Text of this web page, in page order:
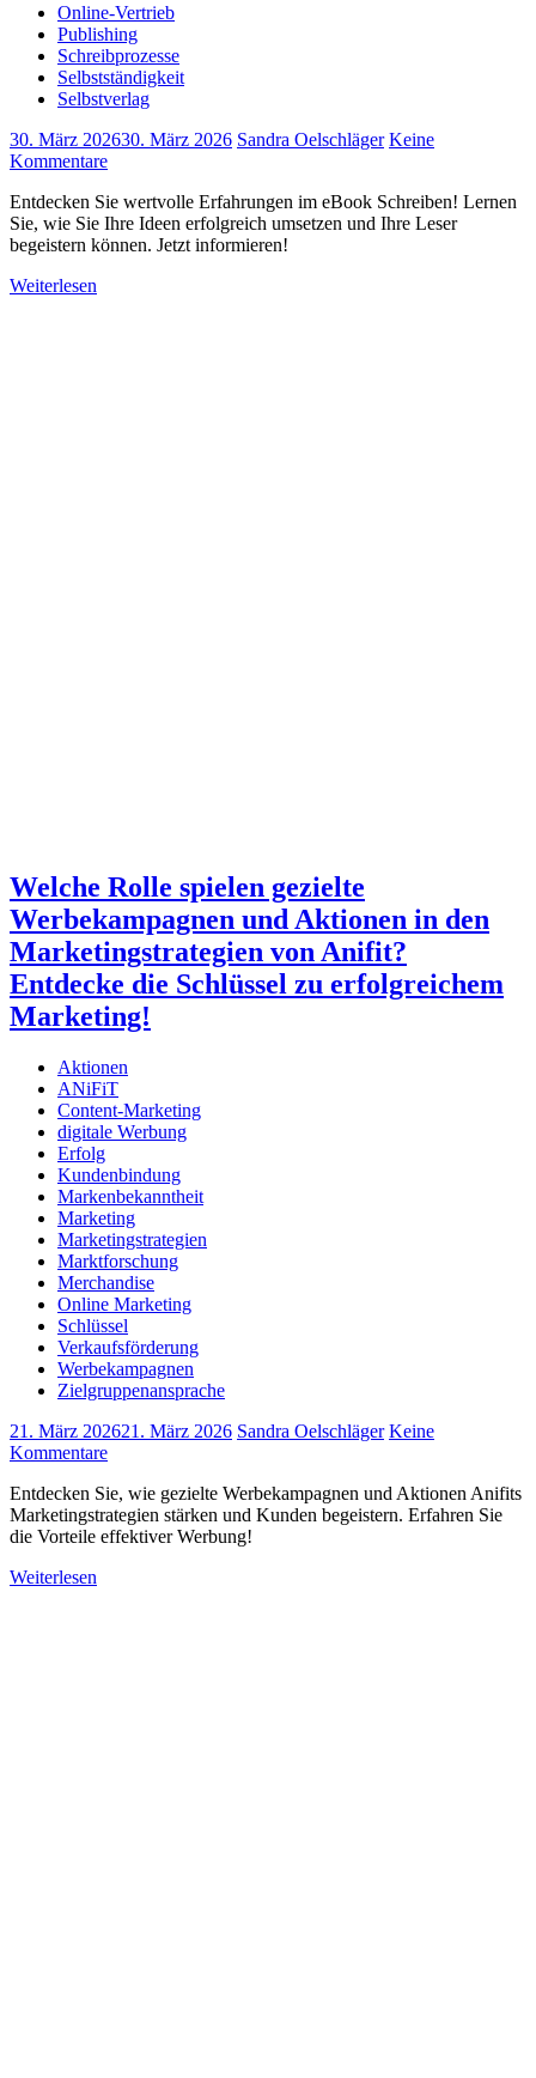
Online-Vertrieb
Publishing
Schreibprozesse
Selbstständigkeit
Selbstverlag
30. März 202630. März 2026 Sandra Oelschläger Keine
Kommentare
Entdecken Sie wertvolle Erfahrungen im eBook Schreiben! Lernen
Sie, wie Sie Ihre Ideen erfolgreich umsetzen und Ihre Leser
begeistern können. Jetzt informieren!
Weiterlesen
Welche Rolle spielen gezielte
Werbekampagnen und Aktionen in den
Marketingstrategien von Anifit?
Entdecke die Schlüssel zu erfolgreichem
Marketing!
Aktionen
ANiFiT
Content-Marketing
digitale Werbung
Erfolg
Kundenbindung
Markenbekanntheit
Marketing
Marketingstrategien
Marktforschung
Merchandise
Online Marketing
Schlüssel
Verkaufsförderung
Werbekampagnen
Zielgruppenansprache
21. März 202621. März 2026 Sandra Oelschläger Keine
Kommentare
Entdecken Sie, wie gezielte Werbekampagnen und Aktionen Anifits
Marketingstrategien stärken und Kunden begeistern. Erfahren Sie
die Vorteile effektiver Werbung!
Weiterlesen